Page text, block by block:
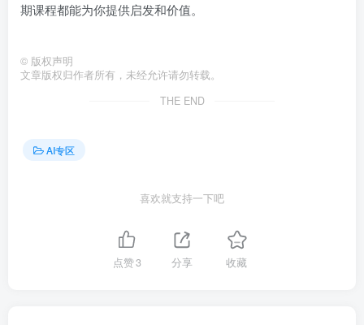
期课程都能为你提供启发和价值。
© 版权声明
文章版权归作者所有，未经允许请勿转载。
THE END
AI专区
喜欢就支持一下吧
点赞3 分享 收藏